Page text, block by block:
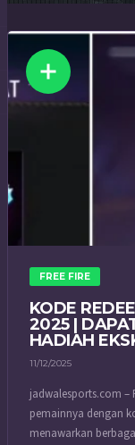
FREE FIRE
KODE
2025 |
HADIAH
11/12/2025
jadwalesports.com –
pemainnya dengan
menawarkan